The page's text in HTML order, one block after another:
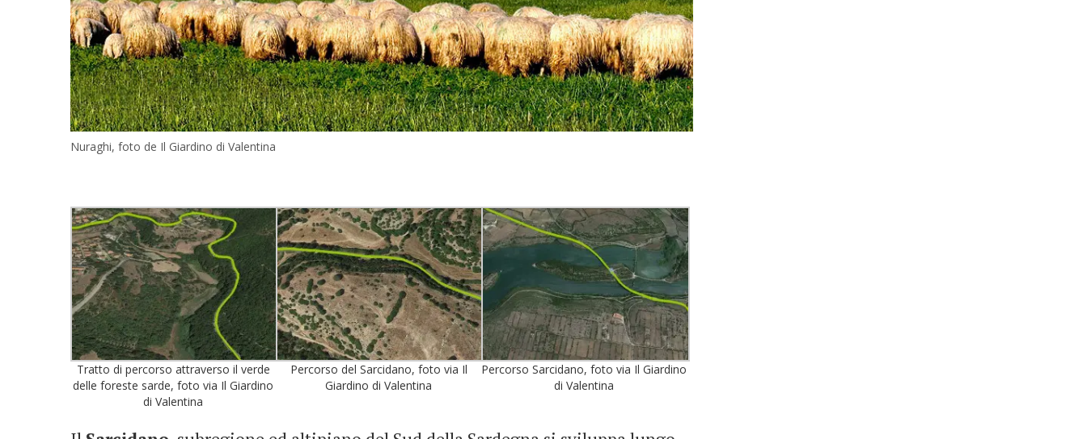
Nuraghi, foto de Il Giardino di Valentina
Tratto di percorso attraverso il verde
delle foreste sarde, foto via Il Giardino
di Valentina
Percorso del Sarcidano, foto via Il
Giardino di Valentina
Percorso Sarcidano, foto via Il Giardino
di Valentina